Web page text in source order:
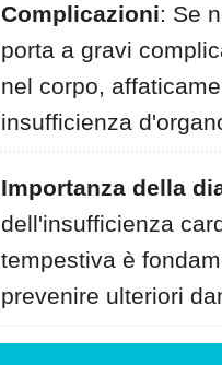
Complicazioni: Se
porta a gravi
nel corpo,
insufficienza
Importanza della
dell'insufficienza
tempestiva è
prevenire ulteriori